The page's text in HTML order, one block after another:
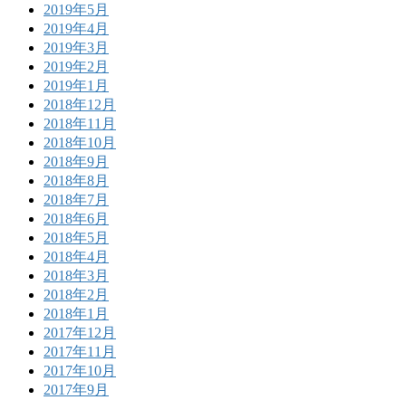
2019年5月
2019年4月
2019年3月
2019年2月
2019年1月
2018年12月
2018年11月
2018年10月
2018年9月
2018年8月
2018年7月
2018年6月
2018年5月
2018年4月
2018年3月
2018年2月
2018年1月
2017年12月
2017年11月
2017年10月
2017年9月